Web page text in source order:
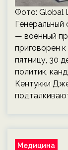
Фото: Global
— военный
приговорен
пятницу, 30
политик,
Кентукки
Медицина